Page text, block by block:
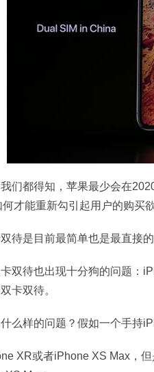
们都得知，苹果最少会在
才能重新勾引起用户的购买
待是目前最简单也是最直接
双待也出现十分狗的问题：
卡双待。
么样的问题？假如一个手持
XR或者iPhone XS Max，